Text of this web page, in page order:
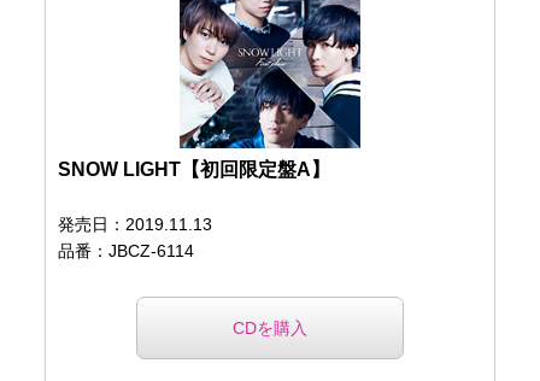
SNOW LIGHT【初回限定盤A】
発売日：2019.11.13
品番：JBCZ-6114
CDを購入